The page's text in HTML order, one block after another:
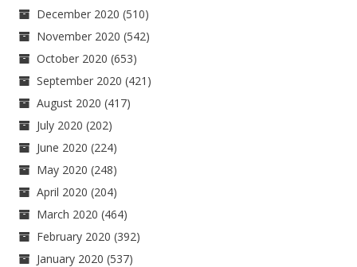
December 2020 (510)
November 2020 (542)
October 2020 (653)
September 2020 (421)
August 2020 (417)
July 2020 (202)
June 2020 (224)
May 2020 (248)
April 2020 (204)
March 2020 (464)
February 2020 (392)
January 2020 (537)